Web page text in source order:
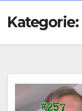
Kategorie: